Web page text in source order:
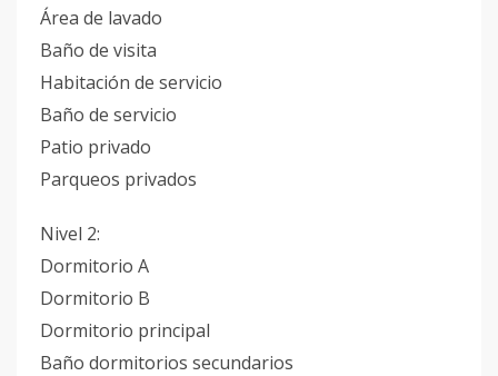
Área de lavado
Baño de visita
Habitación de servicio
Baño de servicio
Patio privado
Parqueos privados
Nivel 2:
Dormitorio A
Dormitorio B
Dormitorio principal
Baño dormitorios secundarios